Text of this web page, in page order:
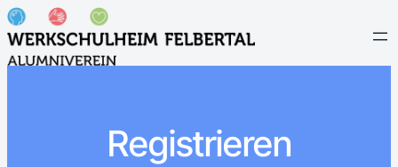
Registrieren